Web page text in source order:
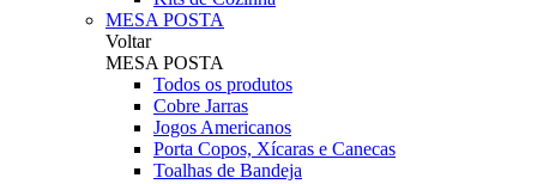
MESA POSTA
Voltar
MESA POSTA
Todos os produtos
Cobre Jarras
Jogos Americanos
Porta Copos, Xícaras e Canecas
Toalhas de Bandeja